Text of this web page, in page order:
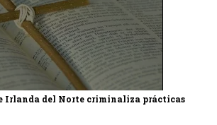
Irlanda del Norte criminaliza prácticas